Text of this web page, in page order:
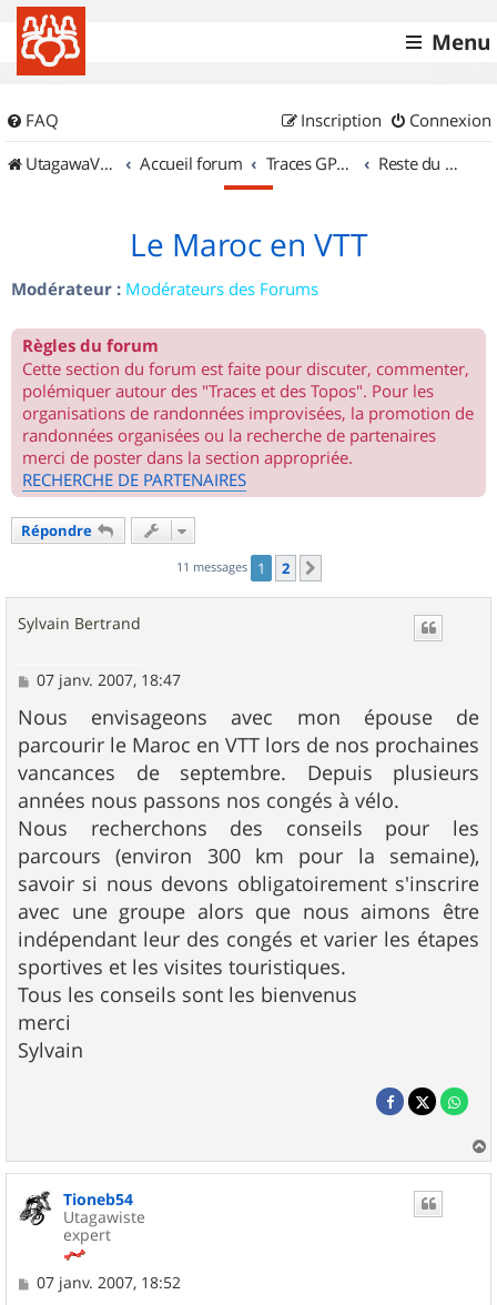
Menu
FAQ Connexion
Inscription
UtagawaVTT (Randos VTT et VTTAE avec traces GPS)
Accueil forum Traces GPS de randos VTT Reste du monde
Le Maroc en VTT
Modérateur : Modérateurs des Forums
Règles du forum
Cette section du forum est faite pour discuter, commenter,
polémiquer autour des "Traces et des Topos". Pour les
organisations de randonnées improvisées, la promotion de
randonnées organisées ou la recherche de partenaires
merci de poster dans la section appropriée.
RECHERCHE DE PARTENAIRES
Répondre
11 messages 1 2
Sylvain Bertrand
M
s
s
a
g
e
07 janv. 2007, 18:47
Nous envisageons avec mon épouse de
parcourir le Maroc en VTT lors de nos prochaines
vancances de septembre. Depuis plusieurs
années nous passons nos congés à vélo.
Nous recherchons des conseils pour les
parcours (environ 300 km pour la semaine),
savoir si nous devons obligatoirement s'inscrire
avec une groupe alors que nous aimons être
indépendant leur des congés et varier les étapes
sportives et les visites touristiques.
Tous les conseils sont les bienvenus
merci
Sylvain
a
Tioneb54
Utagawiste
expert
M
07 janv. 2007, 18:52